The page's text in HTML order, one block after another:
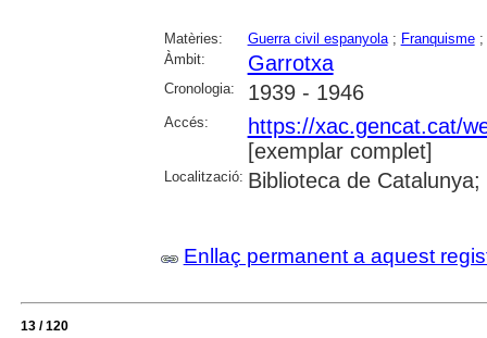
Matèries: Guerra civil espanyola; Franquisme;
Àmbit:
Garrotxa
Cronologia: 1939 - 1946
Accés:
https://xac.gencat.cat/
[exemplar complet]
Localització: Biblioteca de
Enllaç permanent a aquest
13 / 120